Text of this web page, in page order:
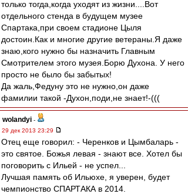
только тогда,когда уходят из жизни....Вот
отдельного стенда в будущем музее
Спартака,при своем стадионе Цыля
достоин.Как и многие другие ветераны.Я даже
знаю,кого нужно бы назначить Главным
Смотрителем этого музея.Борю Духона. У него
просто не было бы забытых!
Да жаль,Федуну это не нужно,он даже
фамилии такой -Духон,поди,не знает!-(((
wolandyi -
29 дек 2013 23:29
Отец еще говорил: - Черенков и Цымбаларь -
это святое. Божья левая - знают все. Хотел бы
поговорить с Ильей - не успел...
Лучшая память об Ильюхе, я уверен, будет
чемпионство СПАРТАКА в 2014.